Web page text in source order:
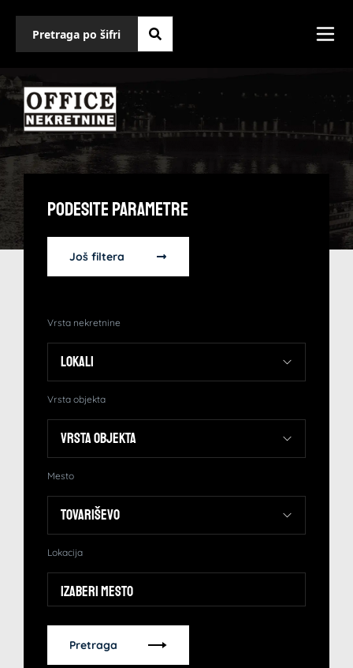
Podesite Parametre
Još filtera
Vrsta nekretnine
Vrsta objekta
Mesto
Lokacija
Izaberi mesto
Pretraga